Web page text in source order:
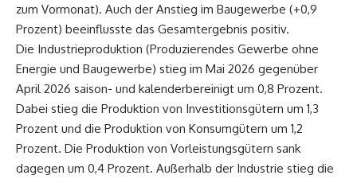
zum Vormonat). Auch der Anstieg im Baugewerbe (+0,9
Prozent) beeinflusste das Gesamtergebnis positiv.
Die Industrieproduktion (Produzierendes Gewerbe ohne
Energie und Baugewerbe) stieg im Mai 2026 gegenüber
April 2026 saison- und kalenderbereinigt um 0,8 Prozent.
Dabei stieg die Produktion von Investitionsgütern um 1,3
Prozent und die Produktion von Konsumgütern um 1,2
Prozent. Die Produktion von Vorleistungsgütern sank
dagegen um 0,4 Prozent. Außerhalb der Industrie stieg die